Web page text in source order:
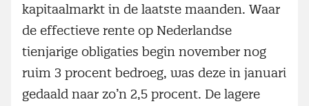
kapitaalmarkt in de laatste maanden. Waar
de effectieve rente op Nederlandse
tienjarige obligaties begin november nog
ruim 3 procent bedroeg, was deze in januari
gedaald naar zo’n 2,5 procent. De lagere